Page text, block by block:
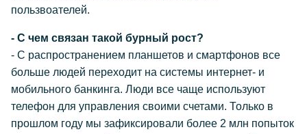
пользвоателей.
- С чем связан такой бурный рост?
- С распространением планшетов и смартфонов все
больше людей переходит на системы интернет- и
мобильного банкинга. Люди все чаще используют
телефон для управления своими счетами. Только в
прошлом году мы зафиксировали более 2 млн попыток